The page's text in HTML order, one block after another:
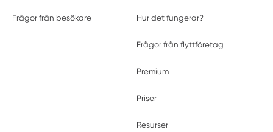
Frågor från besökare Hur det fungerar?
Frågor från flyttföretag
Premium
Priser
Resurser